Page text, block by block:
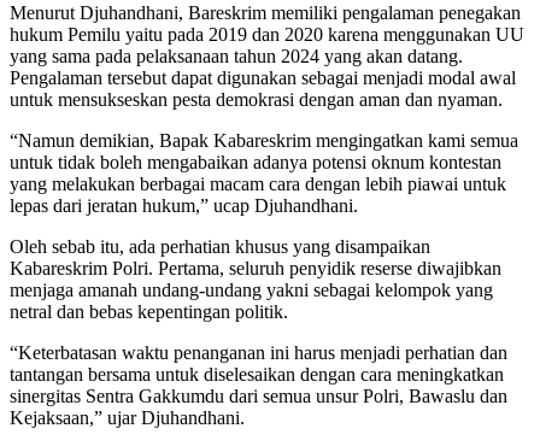
Menurut Djuhandhani, Bareskrim memiliki pengalaman penegakan
hukum Pemilu yaitu pada 2019 dan 2020 karena menggunakan UU
yang sama pada pelaksanaan tahun 2024 yang akan datang.
Pengalaman tersebut dapat digunakan sebagai menjadi modal awal
untuk mensukseskan pesta demokrasi dengan aman dan nyaman.
“Namun demikian, Bapak Kabareskrim mengingatkan kami semua
untuk tidak boleh mengabaikan adanya potensi oknum kontestan
yang melakukan berbagai macam cara dengan lebih piawai untuk
lepas dari jeratan hukum,” ucap Djuhandhani.
Oleh sebab itu, ada perhatian khusus yang disampaikan
Kabareskrim Polri. Pertama, seluruh penyidik reserse diwajibkan
menjaga amanah undang-undang yakni sebagai kelompok yang
netral dan bebas kepentingan politik.
“Keterbatasan waktu penanganan ini harus menjadi perhatian dan
tantangan bersama untuk diselesaikan dengan cara meningkatkan
sinergitas Sentra Gakkumdu dari semua unsur Polri, Bawaslu dan
Kejaksaan,” ujar Djuhandhani.